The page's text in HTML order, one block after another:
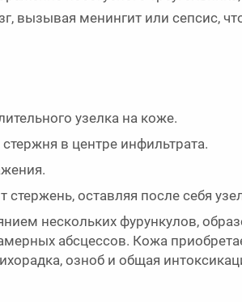
вызывая менингит или сепсис,
узелка на коже.
в центре инфильтрата.
оставляя после себя
нескольких фурункулов,
абсцессов. Кожа
озноб и общая